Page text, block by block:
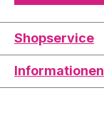
Shopservice
Informationen